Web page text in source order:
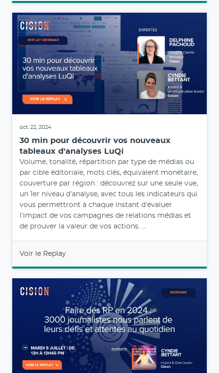
oct. 22, 2024
30 min pour découvrir vos nouveaux
tableaux d'analyses LuQi
Volume, tonalité, répartition par type de médias ou
par cible éditoriale, mots clés, équivalent monétaire,
couverture par région : découvrez sur une seule vue,
un 1er niveau d’analyse, avec tous les indicateurs qui
vous permettront à chaque instant d’évaluer
l’impact de vos campagnes de relations médias et
de prouver la valeur de vos actions. ...
Voir le Replay